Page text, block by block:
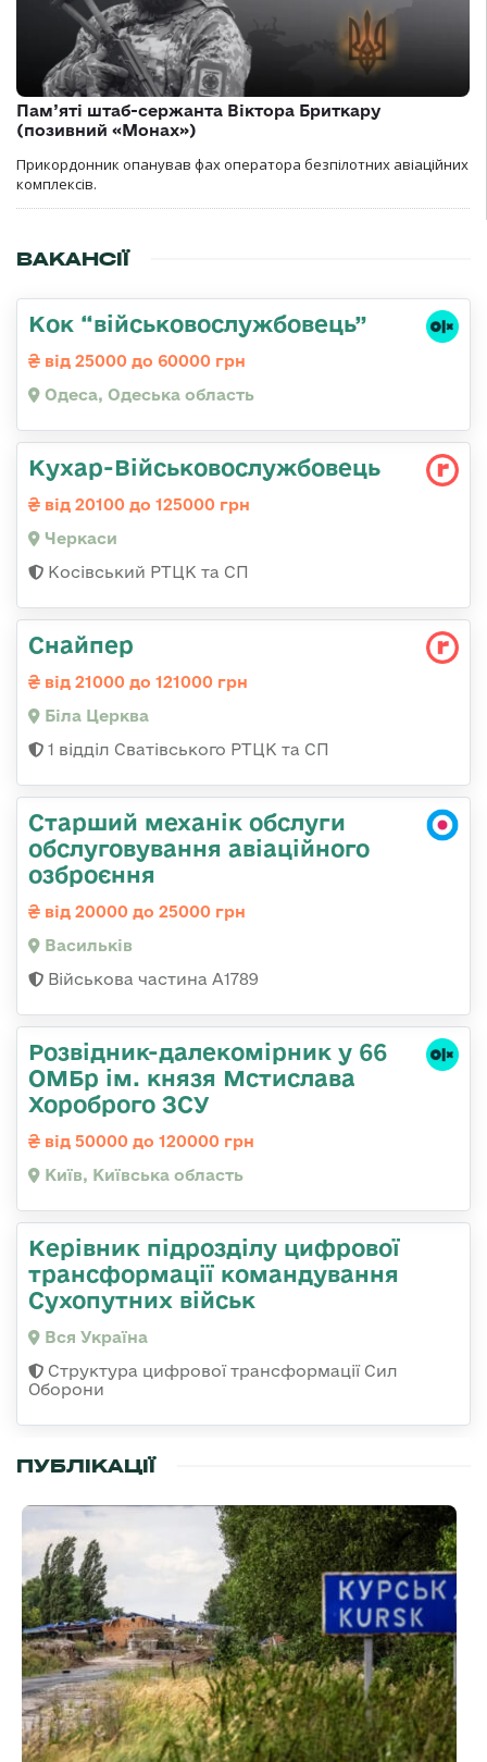
Пам’яті штаб-сержанта Віктора Бриткару
(позивний «Монах»)
Прикордонник опанував фах оператора безпілотних авіаційних
комплексів.
ВАКАНСІЇ
Кок “військовослужбовець”
від 25000 до 60000 грн
Одеса, Одеська область
Кухар-Військовослужбовець
від 20100 до 125000 грн
Черкаси
Косівський РТЦК та СП
Снайпер
від 21000 до 121000 грн
Біла Церква
1 відділ Сватівського РТЦК та СП
Старший механік обслуги
обслуговування авіаційного
озброєння
від 20000 до 25000 грн
Васильків
Військова частина А1789
Розвідник-далекомірник у 66
ОМБр ім. князя Мстислава
Хороброго ЗСУ
від 50000 до 120000 грн
Київ, Київська область
Керівник підрозділу цифрової
трансформації командування
Сухопутних військ
Вся Україна
Структура цифрової трансформації Сил
Оборони
ПУБЛІКАЦІЇ